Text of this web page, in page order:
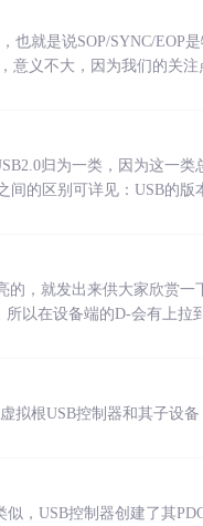
也就是说SOP/SYNC/EOP是
意义不大，因为我们的关注
归为一类，因为这一类
间的区别可详见：USB的版
，就发出来供大家欣赏一
所以在设备端的D-会有上拉到
拟根USB控制器和其子设备
，USB控制器创建了其